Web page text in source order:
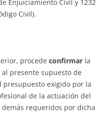
Enjuiciamiento Civil y 1232
Civil).
procede confirmar la
presente supuesto de
exigido por la
de la actuación del
requeridos por dicha